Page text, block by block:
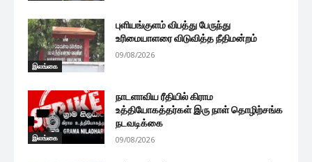
இலங்கை
புளியங்குளம் விபத்து பேருந்து
உரிமையாளரை விடுவித்த நீதிமன்றம்
09/08/2026
இலங்கை
நாடளாவிய ரீதியில் கிராம
உத்தியோகத்தர்கள் இரு நாள் தொழிற்சங்க
நடவடிக்கை
09/08/2026